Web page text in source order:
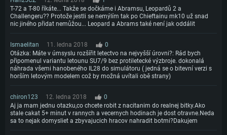
T-72 a T-80 říkáte... Takže se dočkáme i Abramsu, Leopardů 2 a
Challengeru?? Protože jestli se nemýlím tak po Chieftainu mk10 už snad
nic jiného přidat nemůžou... Leopard a Abrams také není jak oddálit
Ismaelitan 11. ledna 2018
0
Otázka: Máte v úmsyslu rozšířit letectvo na nejvyšší úrovni?: Rád bych
připomenul variantu letounu SU7/9 bez protiletecké výzbroje. dokonalá
náhrada všemi hanobeného IL28 do simulátoru ( jedná se o bitevní verzi s
horším letovým modelem což by možná uvítali obě strany)
chiron123 12. ledna 2018
0
Aj ja mam jednu otazku,co chcete robit z nacitanim do realnej bitky.Ako
stale cakat 5+ minut v rannych a vecernych hodinach je dost otravne.Neda
sa to nejak domysliet a zbyvajucich hracov nahradit botmi?Dakujem